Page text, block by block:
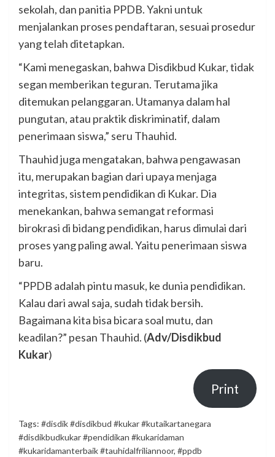
sekolah, dan panitia PPDB. Yakni untuk
menjalankan proses pendaftaran, sesuai prosedur
yang telah ditetapkan.
“Kami menegaskan, bahwa Disdikbud Kukar, tidak
segan memberikan teguran. Terutama jika
ditemukan pelanggaran. Utamanya dalam hal
pungutan, atau praktik diskriminatif, dalam
penerimaan siswa,” seru Thauhid.
Thauhid juga mengatakan, bahwa pengawasan
itu, merupakan bagian dari upaya menjaga
integritas, sistem pendidikan di Kukar. Dia
menekankan, bahwa semangat reformasi
birokrasi di bidang pendidikan, harus dimulai dari
proses yang paling awal. Yaitu penerimaan siswa
baru.
“PPDB adalah pintu masuk, ke dunia pendidikan.
Kalau dari awal saja, sudah tidak bersih.
Bagaimana kita bisa bicara soal mutu, dan
keadilan?” pesan Thauhid. (Adv/Disdikbud
Kukar)
Print
Tags: #disdik #disdikbud #kukar #kutaikartanegara
#disdikbudkukar #pendidikan #kukaridaman
#kukaridamanterbaik #tauhidalfriliannoor, #ppdb